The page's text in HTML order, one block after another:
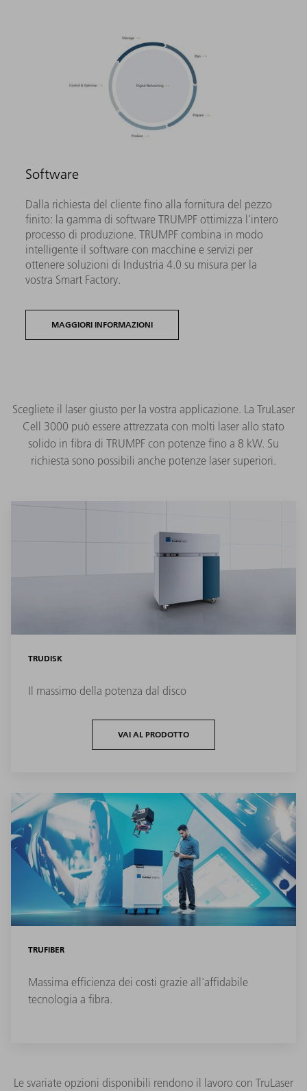
Software
Dalla richiesta del cliente fino alla fornitura del pezzo
finito: la gamma di software TRUMPF ottimizza l'intero
processo di produzione. TRUMPF combina in modo
intelligente il software con macchine e servizi per
ottenere soluzioni di Industria 4.0 su misura per la
vostra Smart Factory.
MAGGIORI INFORMAZIONI
Scegliete il laser giusto per la vostra applicazione. La TruLaser
Cell 3000 può essere attrezzata con molti laser allo stato
solido in fibra di TRUMPF con potenze fino a 8 kW. Su
richiesta sono possibili anche potenze laser superiori.
TRUDISK
Il massimo della potenza dal disco
VAI AL PRODOTTO
TRUFIBER
Massima efficienza dei costi grazie all'affidabile
tecnologia a fibra.
Le svariate opzioni disponibili rendono il lavoro con TruLaser